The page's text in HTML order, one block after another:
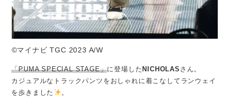
©マイナビ TGC 2023 A/W
「PUMA SPECIAL STAGE」に登場したNICHOLAS さん。
カジュアルなトラックパンツをおしゃれに着こなしてランウェイ
を歩きました
。